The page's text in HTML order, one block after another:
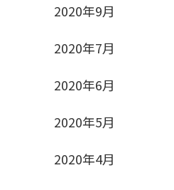
2020年9月
2020年7月
2020年6月
2020年5月
2020年4月